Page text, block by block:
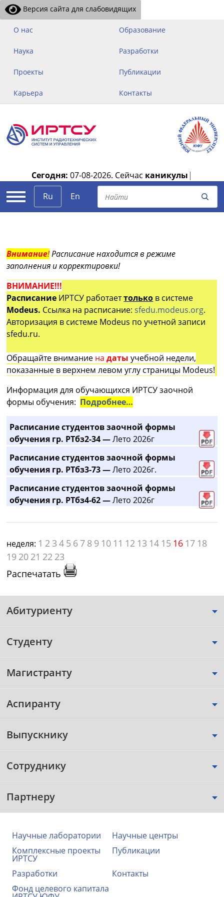
Версия сайта для слабовидящих
О нас Образование
Наука Разработки
Проекты Публикации
Карьера Контакты
Сегодня: 07-08-2026. Сейчас каникулы |
Ru
En
Внимание!Расписание находится в режиме
заполнения и корректировки!
ВНИМАНИЕ!!!
Расписание ИРТСУ работаеттолько в системе
Modeus. Ссылка на расписание:sfedu.modeus.org.
Авторизация в системе Modeus по учетной записи
sfedu.ru.
Обращайте внимание на датыучебной недели,
показанные в верхнем левом углу страницы Modeus!
Информация для обучающихся ИРТСУ заочной
формы обучения: Подробнее…
Расписание студентов заочной формы
обучения гр. РТбз2-34 —Лето 2026г
Расписание студентов заочной формы
обучения гр. РТбз3-73 —Лето 2026г.
Расписание студентов заочной формы
обучения гр. РТбз4-62 —Лето 2026г
неделя: 1 2 3 4 5 6 7 8 9 10 11 12 13 14 15 16 17 18
19 20 21 22 23
Распечатать
Абитуриенту
Студенту
Магистранту
Аспиранту
Выпускнику
Сотруднику
Партнеру
Научные лаборатории
Научные центры
Комплексные проекты
ИРТСУ
Публикации
Разработки
Контакты
Фонд целевого капитала